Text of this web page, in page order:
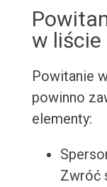
w
Powitanie
powinno
elementy:
Zwróć